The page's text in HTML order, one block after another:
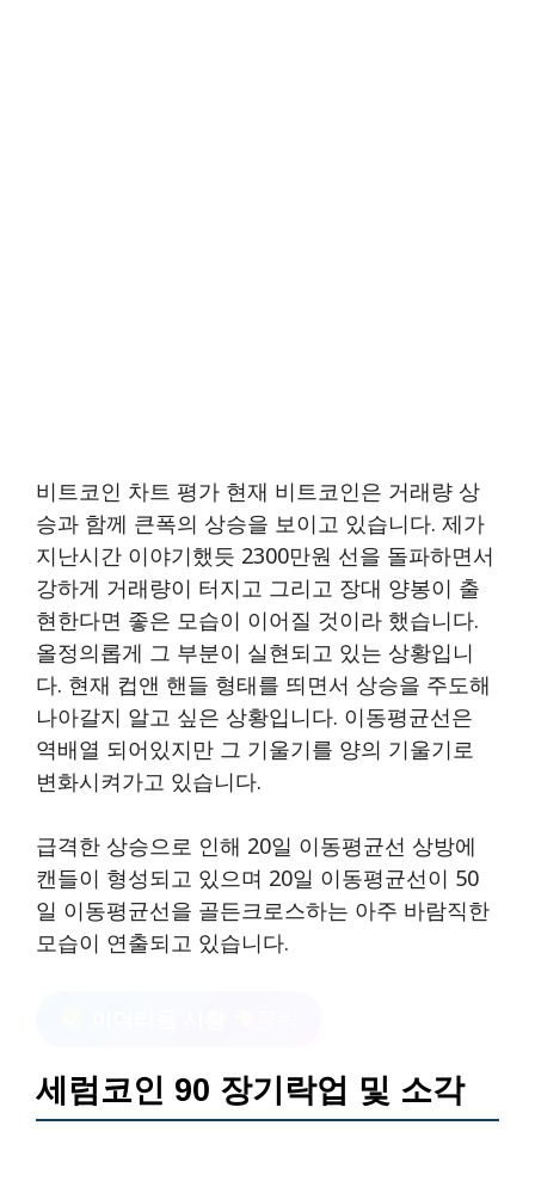
비트코인 차트 평가 현재 비트코인은 거래량 상
승과 함께 큰폭의 상승을 보이고 있습니다. 제가
지난시간 이야기했듯 2300만원 선을 돌파하면서
강하게 거래량이 터지고 그리고 장대 양봉이 출
현한다면 좋은 모습이 이어질 것이라 했습니다.
올정의롭게 그 부분이 실현되고 있는 상황입니
다. 현재 컵앤 핸들 형태를 띄면서 상승을 주도해
나아갈지 알고 싶은 상황입니다. 이동평균선은
역배열 되어있지만 그 기울기를 양의 기울기로
변화시켜가고 있습니다.
급격한 상승으로 인해 20일 이동평균선 상방에
캔들이 형성되고 있으며 20일 이동평균선이 50
일 이동평균선을 골든크로스하는 아주 바람직한
모습이 연출되고 있습니다.
세럼코인 90 장기락업 및 소각